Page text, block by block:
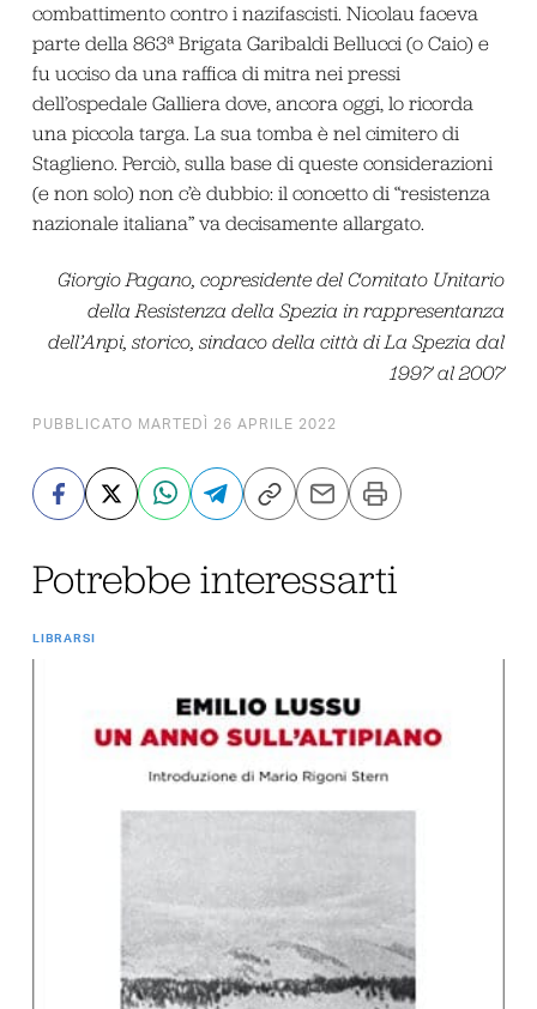
combattimento contro i nazifascisti. Nicolau faceva
parte della 863ª Brigata Garibaldi Bellucci (o Caio) e
fu ucciso da una raffica di mitra nei pressi
dell’ospedale Galliera dove, ancora oggi, lo ricorda
una piccola targa. La sua tomba è nel cimitero di
Staglieno. Perciò, sulla base di queste considerazioni
(e non solo) non c’è dubbio: il concetto di “resistenza
nazionale italiana” va decisamente allargato.
Giorgio Pagano, copresidente del Comitato Unitario
della Resistenza della Spezia in rappresentanza
dell’Anpi, storico, sindaco della città di La Spezia dal
1997 al 2007
PUBBLICATO MARTEDÌ 26 APRILE 2022
Potrebbe interessarti
LIBRARSI